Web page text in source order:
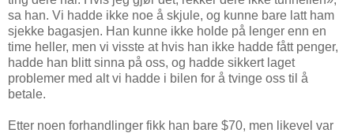
sa han. Vi hadde ikke noe å skjule, og kunne bare latt ham
sjekke bagasjen. Han kunne ikke holde på lenger enn en
time heller, men vi visste at hvis han ikke hadde fått penger,
hadde han blitt sinna på oss, og hadde sikkert laget
problemer med alt vi hadde i bilen for å tvinge oss til å
betale.
Etter noen forhandlinger fikk han bare $70, men likevel var